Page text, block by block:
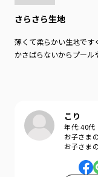
さらさら生地
薄くて柔らかい生地です
かさばらないからプール
こり
年代:40代
お子さま
お子さま